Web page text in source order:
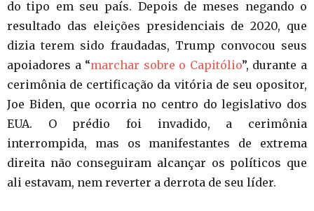
do tipo em seu país. Depois de meses negando o
resultado das eleições presidenciais de 2020, que
dizia terem sido fraudadas, Trump convocou seus
apoiadores a “marchar sobre o Capitólio”, durante a
cerimônia de certificação da vitória de seu opositor,
Joe Biden, que ocorria no centro do legislativo dos
EUA. O prédio foi invadido, a cerimônia
interrompida, mas os manifestantes de extrema
direita não conseguiram alcançar os políticos que
ali estavam, nem reverter a derrota de seu líder.